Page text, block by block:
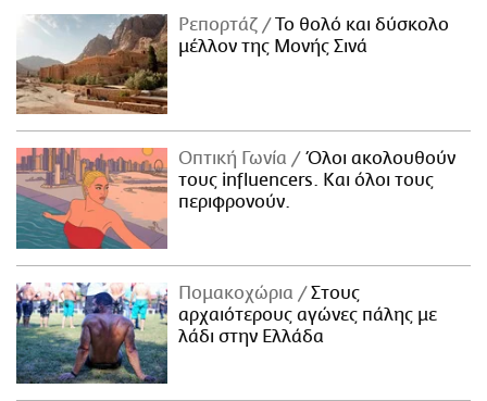
Ρεπορτάζ
Το θολό και δύσκολο
μέλλον της Μονής Σινά
Οπτική Γωνία
Όλοι ακολουθούν
τους influencers. Και όλοι τους
περιφρονούν.
Πομακοχώρια
Στους
αρχαιότερους αγώνες πάλης με
λάδι στην Ελλάδα